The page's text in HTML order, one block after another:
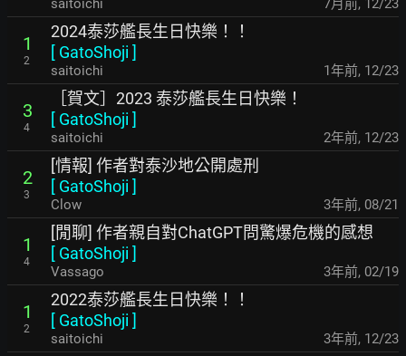
saitoichi 7月前, 12/23
1
2
2024泰莎艦長生日快樂！！
[ GatoShoji ]
saitoichi 1年前, 12/23
3
4
［賀文］2023 泰莎艦長生日快樂！
[ GatoShoji ]
saitoichi 2年前, 12/23
2
3
[情報] 作者對泰沙地公開處刑
[ GatoShoji ]
Clow 3年前, 08/21
1
4
[閒聊] 作者親自對ChatGPT問驚爆危機的感想
[ GatoShoji ]
Vassago 3年前, 02/19
1
2
2022泰莎艦長生日快樂！！
[ GatoShoji ]
saitoichi 3年前, 12/23